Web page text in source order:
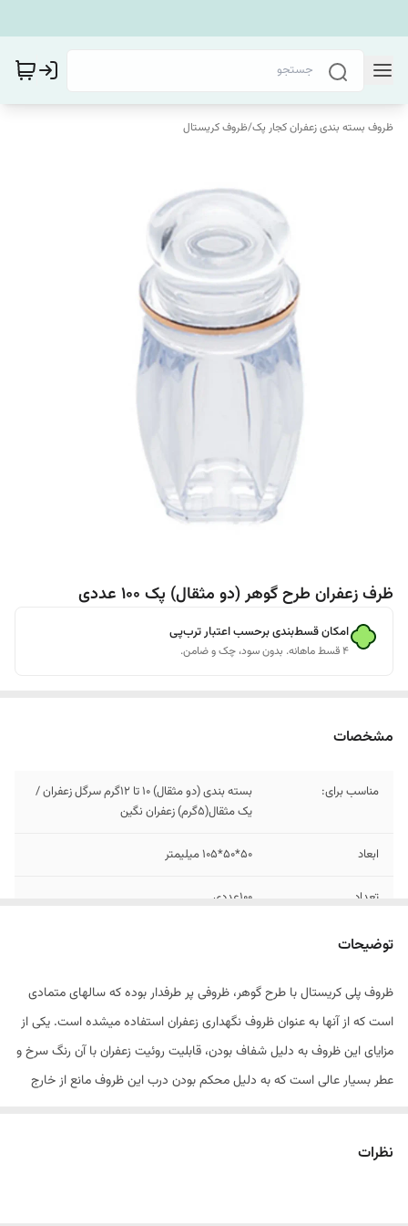
ظروف بسته بندی زعفران کجار پک/ظروف کریستال
ظرف زعفران طرح گوهر (دو مثقال) پک 100 عددی
امکان قسط‌بندی برحسب اعتبار ترب‌پی
۴ قسط ماهانه. بدون سود، چک و ضامن.
مشخصات
مناسب برای:
بسته بندی (دو مثقال) 10 تا 12گرم سرگل زعفران /
یک مثقال(5گرم) زعفران نگین
ابعاد 50*50*105 میلیمتر
تعداد 100عددی
توضیحات
ظروف پلی کریستال با طرح گوهر، ظروفی پر طرفدار بوده که سالهای متمادی
است که از آنها به عنوان ظروف نگهداری زعفران استفاده میشده است. یکی از
مزایای این ظروف به دلیل شفاف بودن، قابلیت روئیت زعفران با آن رنگ سرخ و
عطر بسیار عالی است که به دلیل محکم بودن درب این ظروف مانع از خارج
نظرات